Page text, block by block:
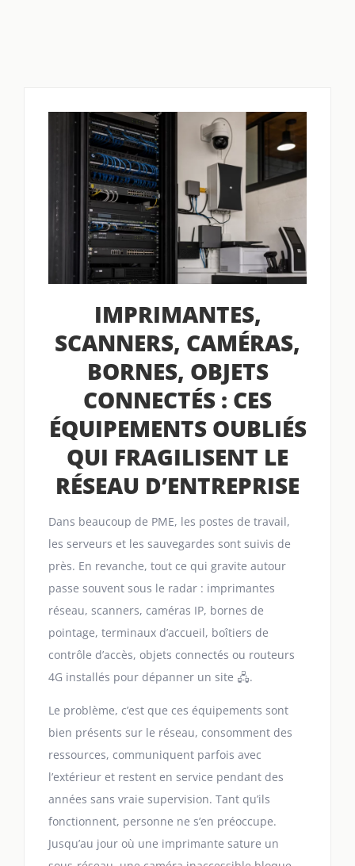
IMPRIMANTES,
SCANNERS, CAMÉRAS,
BORNES, OBJETS
CONNECTÉS : CES
ÉQUIPEMENTS OUBLIÉS
QUI FRAGILISENT LE
RÉSEAU D’ENTREPRISE
Dans beaucoup de PME, les postes de travail,
les serveurs et les sauvegardes sont suivis de
près. En revanche, tout ce qui gravite autour
passe souvent sous le radar : imprimantes
réseau, scanners, caméras IP, bornes de
pointage, terminaux d’accueil, boîtiers de
contrôle d’accès, objets connectés ou routeurs
4G installés pour dépanner un site 🖧.
Le problème, c’est que ces équipements sont
bien présents sur le réseau, consomment des
ressources, communiquent parfois avec
l’extérieur et restent en service pendant des
années sans vraie supervision. Tant qu’ils
fonctionnent, personne ne s’en préoccupe.
Jusqu’au jour où une imprimante sature un